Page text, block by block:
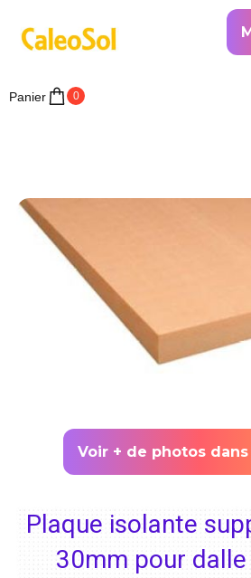
Panier 0
Accueil >Plancher Chauffant Caleosol Tradi
Voir + de photos
Plaque isolante
30mm pour